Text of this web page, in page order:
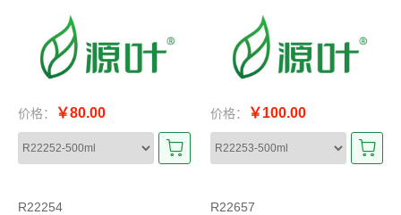
价格： ￥80.00 价格： ￥100.00
R22254
R22657